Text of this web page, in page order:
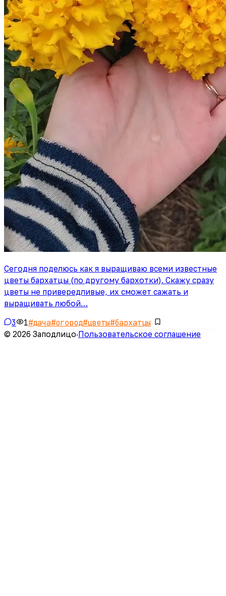
Сегодня поделюсь как я выращиваю всеми известные
цветы бархатцы (по другому бархотки). Скажу сразу
цветы не привередливые, их сможет сажать и
выращивать любой…
3 1#дача#огород#цветы#бархатцы
© 2026 Заподлицо· Пользовательское соглашение